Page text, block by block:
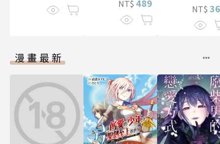
NT$ 489
NT$
漫畫最新